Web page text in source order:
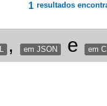
1 resultados
, em JSON e em